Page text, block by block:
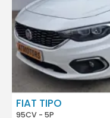
FIAT TIPO
95CV - 5P